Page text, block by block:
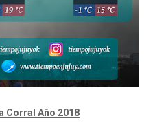
Corral Año 2018